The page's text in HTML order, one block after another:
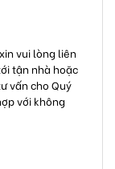
vui lòng liên
tận nhà hoặc
vấn cho Quý
với không